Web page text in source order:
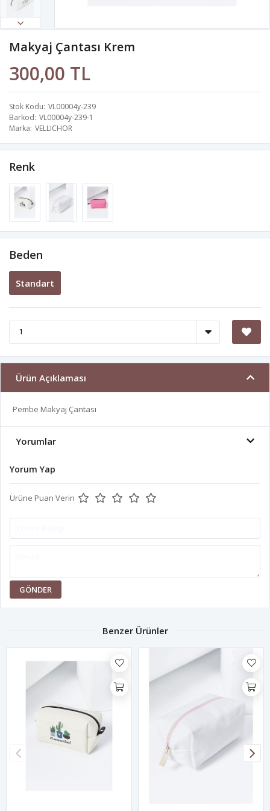
Makyaj Çantası Krem
300,00 TL
Stok Kodu VL00004y-239
Barkod VL00004y-239-1
Marka VELLICHOR
Renk
Beden
Standart
Ürün Açıklaması
Pembe Makyaj Çantası
Yorumlar
Yorum Yap
Ürüne Puan Verin
GÖNDER
Benzer Ürünler